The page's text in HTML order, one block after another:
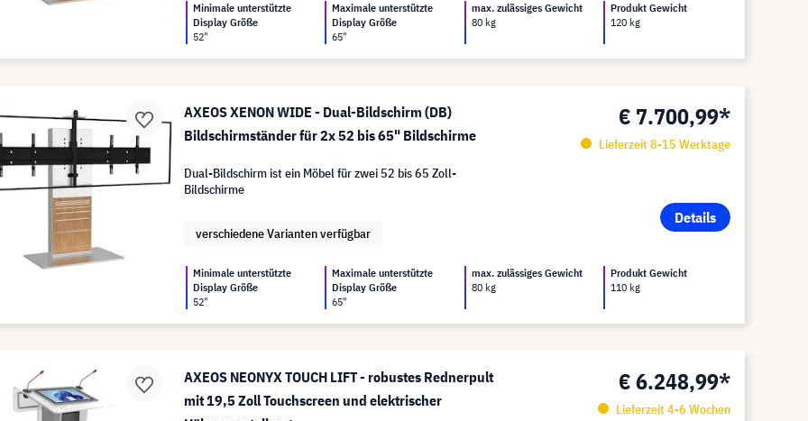
Minimale unterstützte
Display Größe
52"
Maximale unterstützte
Display Größe
65"
max. zulässiges Gewicht
80 kg
Produkt Gewicht
120 kg
AXEOS XENON WIDE - Dual-Bildschirm (DB)
Bildschirmständer für 2x 52 bis 65" Bildschirme
€ 7.700,99*
Lieferzeit 8-15 Werktage
Details
Dual-Bildschirm ist ein Möbel für zwei 52 bis 65 Zoll-
Bildschirme
verschiedene Varianten verfügbar
Minimale unterstützte
Display Größe
52"
Maximale unterstützte
Display Größe
65"
max. zulässiges Gewicht
80 kg
Produkt Gewicht
110 kg
AXEOS NEONYX TOUCH LIFT - robustes Rednerpult
mit 19,5 Zoll Touchscreen und elektrischer
€ 6.248,99*
Lieferzeit 4-6 Wochen